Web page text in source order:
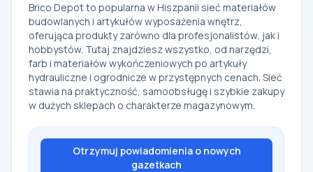
Brico Depot to popularna w Hiszpanii sieć materiałów
budowlanych i artykułów wyposażenia wnętrz,
oferująca produkty zarówno dla profesjonalistów, jak i
hobbystów. Tutaj znajdziesz wszystko, od narzędzi,
farb i materiałów wykończeniowych po artykuły
hydrauliczne i ogrodnicze w przystępnych cenach. Sieć
stawia na praktyczność, samoobsługę i szybkie zakupy
w dużych sklepach o charakterze magazynowym.
Otrzymuj powiadomienia o nowych
gazetkach